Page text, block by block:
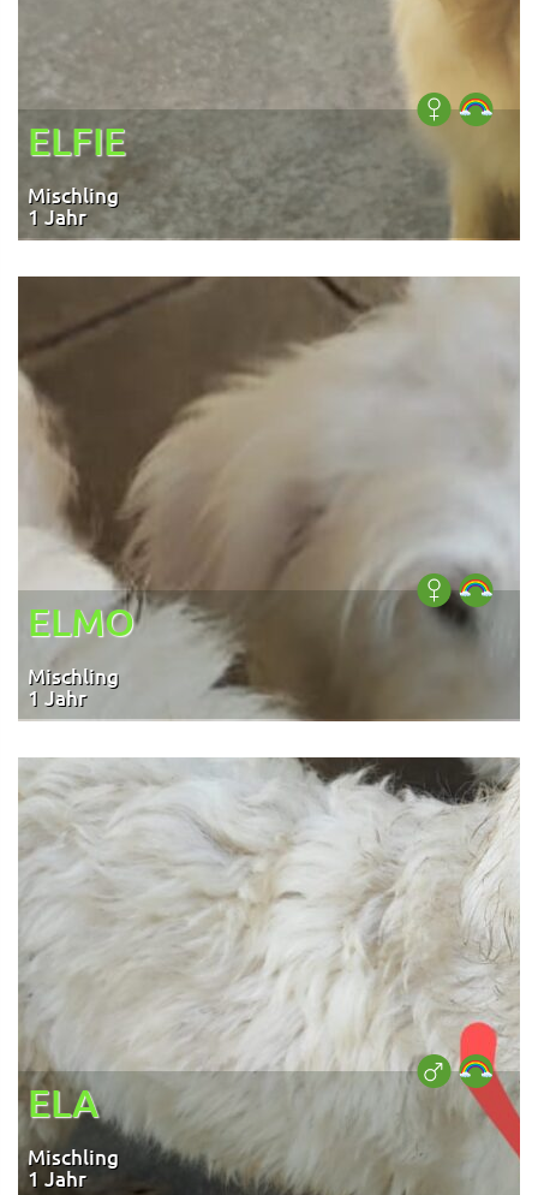
ELFIE
Mischling
1 Jahr
ELMO
Mischling
1 Jahr
ELA
Mischling
1 Jahr